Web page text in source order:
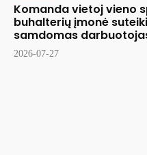
Komanda vietoj vieno
buhalterių įmonė
samdomas
2026-07-27